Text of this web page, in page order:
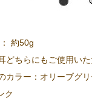
約50g
どちらにもご使用いた
カラー：オリーブグ
ク